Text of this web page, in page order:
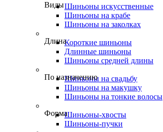
ВидыШиньоны искусственные
Шиньоны на крабе
Шиньоны на заколках
ДлинаКороткие шиньоны
Длинные шиньоны
Шиньоны средней длины
По назначению
Шиньоны на свадьбу
Шиньоны на макушку
Шиньоны на тонкие волосы
ФормаШиньоны-хвосты
Шиньоны-пучки